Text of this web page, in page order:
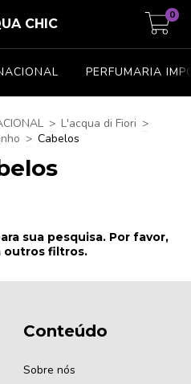
CHIC
0
PERFUMARIA
> L'acqua di Fiori >
> Cabelos
sua pesquisa. Por favor,
filtros.
Conteúdo
Sobre nós